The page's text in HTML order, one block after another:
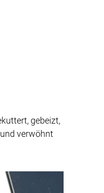
gebeizt,
verwöhnt